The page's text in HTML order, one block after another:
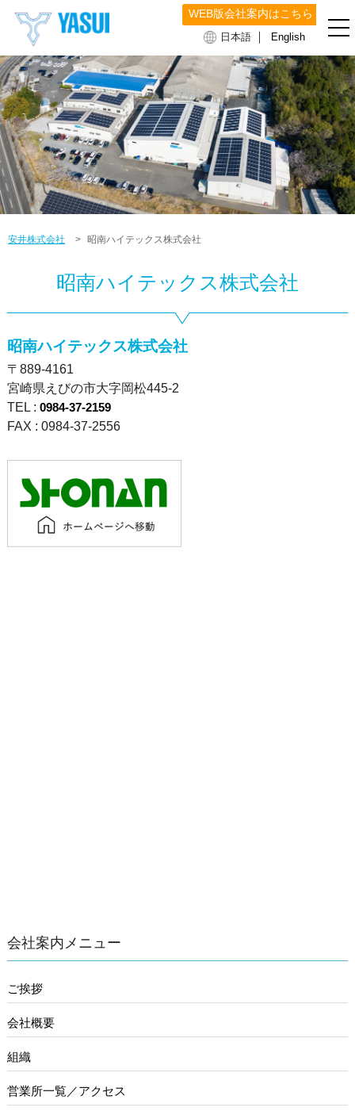
日本語 ｜ English
WEB版会社案内はこちら
安井株式会社 > 昭南ハイテックス株式会社
昭南ハイテックス株式会社
昭南ハイテックス株式会社
〒889-4161
宮崎県えびの市大字岡松445-2
TEL : 0984-37-2159
FAX : 0984-37-2556
会社案内メニュー
ご挨拶
会社概要
組織
営業所一覧／アクセス